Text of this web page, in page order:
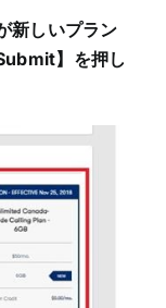
新しいプラン
】を押し